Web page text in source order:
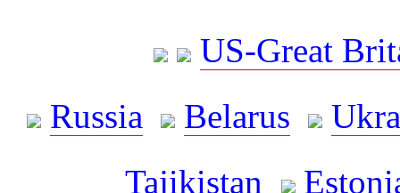
US-Great
Russia
Belarus
Tajikistan